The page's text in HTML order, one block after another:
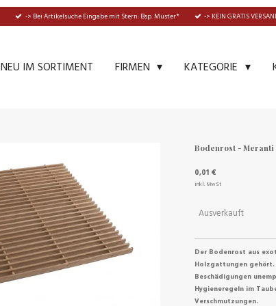
-> Bei Artikelsuche Eingabe mit Stern: Bsp. Muster* -> KEIN GRATIS
NEU IM SORTIMENT FIRMEN KATEGORIE
Bodenrost - Meranti
0,01 €
inkl. MwSt
Ausverkauft
Der Bodenrost aus
Holzgattungen gehört.
Beschädigungen
Hygieneregeln im
Verschmutzungen.